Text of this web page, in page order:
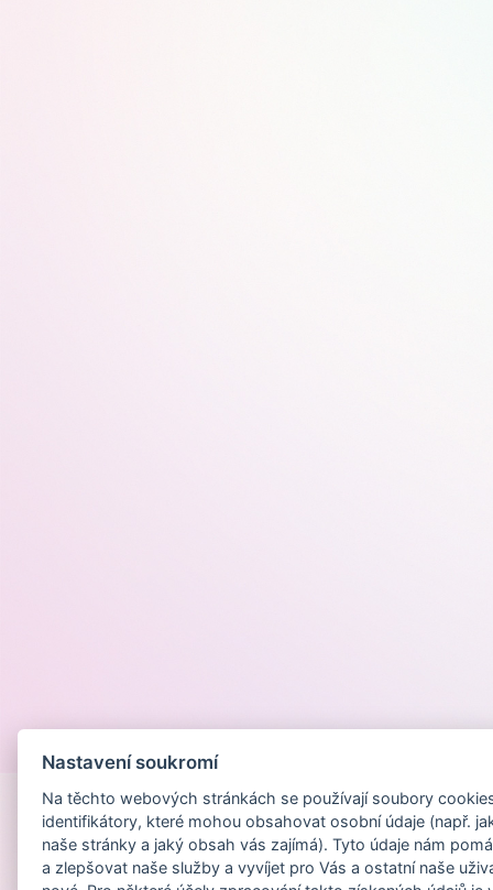
Nastavení soukromí
Na těchto webových stránkách se používají soubory
identifikátory, které mohou obsahovat osobní údaje (např.
naše stránky a jaký obsah vás zajímá). Tyto údaje nám
a zlepšovat naše služby a vyvíjet pro Vás a ostatní naše